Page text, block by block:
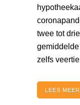
twee tot
zelfs
LEES MEER